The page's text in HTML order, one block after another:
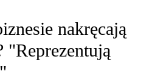
nakręcają
"Reprezentują